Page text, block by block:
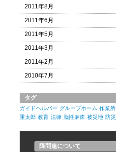
2011年8月
2011年6月
2011年5月
2011年3月
2011年2月
2010年7月
タグ
ガイドヘルパー グループホーム 作業所
重太郎 教育 法律 脳性麻痺 被災地 防災
障問連について